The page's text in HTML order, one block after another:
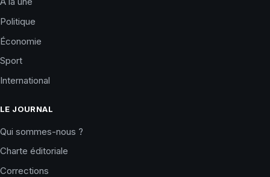
Politique
Économie
Sport
International
LE JOURNAL
Qui sommes-nous ?
Charte éditoriale
Corrections